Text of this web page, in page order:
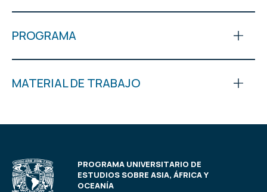
PROGRAMA
MATERIAL DE TRABAJO
PROGRAMA UNIVERSITARIO DE
ESTUDIOS SOBRE ASIA, ÁFRICA Y
OCEANÍA